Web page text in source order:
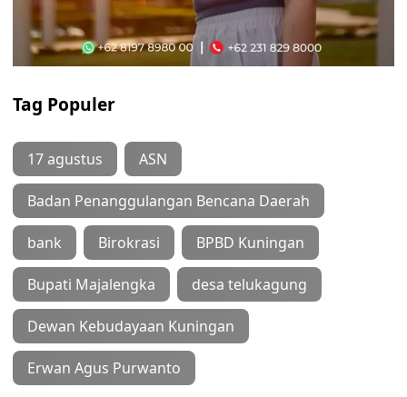
Tag Populer
17 agustus ASN
Badan Penanggulangan Bencana Daerah
bank Birokrasi BPBD Kuningan
Bupati Majalengka desa telukagung
Dewan Kebudayaan Kuningan
Erwan Agus Purwanto